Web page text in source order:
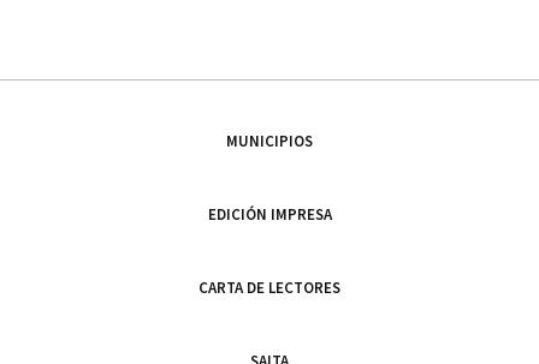
MUNICIPIOS
EDICIÓN IMPRESA
CARTA DE LECTORES